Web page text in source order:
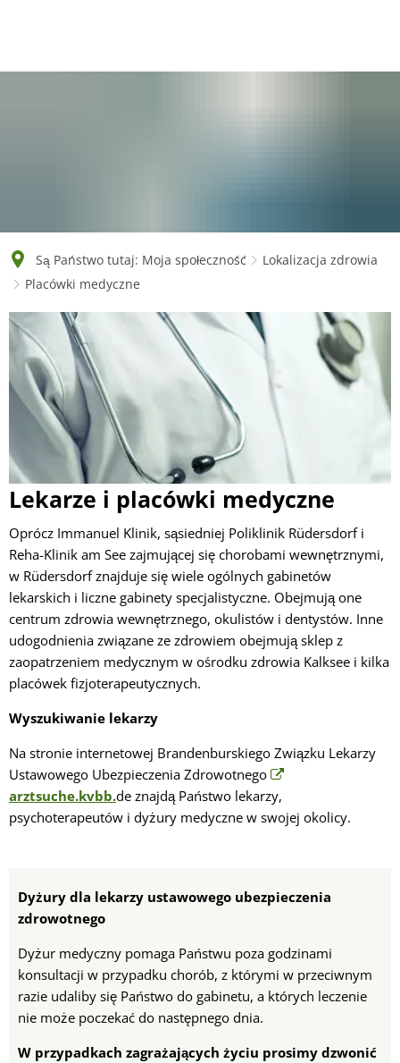
Deutsch
Są Państwo tutaj: Moja społeczność
Lokalizacja zdrowia
Placówki medyczne
Placówki
medyczne
Lekarze i placówki medyczne
Oprócz Immanuel Klinik, sąsiedniej Poliklinik Rüdersdorf i
Reha-Klinik am See zajmującej się chorobami wewnętrznymi,
w Rüdersdorf znajduje się wiele ogólnych gabinetów
lekarskich i liczne gabinety specjalistyczne. Obejmują one
centrum zdrowia wewnętrznego, okulistów i dentystów. Inne
udogodnienia związane ze zdrowiem obejmują sklep z
zaopatrzeniem medycznym w ośrodku zdrowia Kalksee i kilka
placówek fizjoterapeutycznych.
Wyszukiwanie lekarzy
Na stronie internetowej Brandenburskiego Związku Lekarzy
Ustawowego Ubezpieczenia Zdrowotnego
arztsuche.kvbb.de znajdą Państwo lekarzy,
psychoterapeutów i dyżury medyczne w swojej okolicy.
Dyżury dla lekarzy ustawowego ubezpieczenia
zdrowotnego
Dyżur medyczny pomaga Państwu poza godzinami
konsultacji w przypadku chorób, z którymi w przeciwnym
razie udaliby się Państwo do gabinetu, a których leczenie
nie może poczekać do następnego dnia.
W przypadkach zagrażających życiu prosimy dzwonić